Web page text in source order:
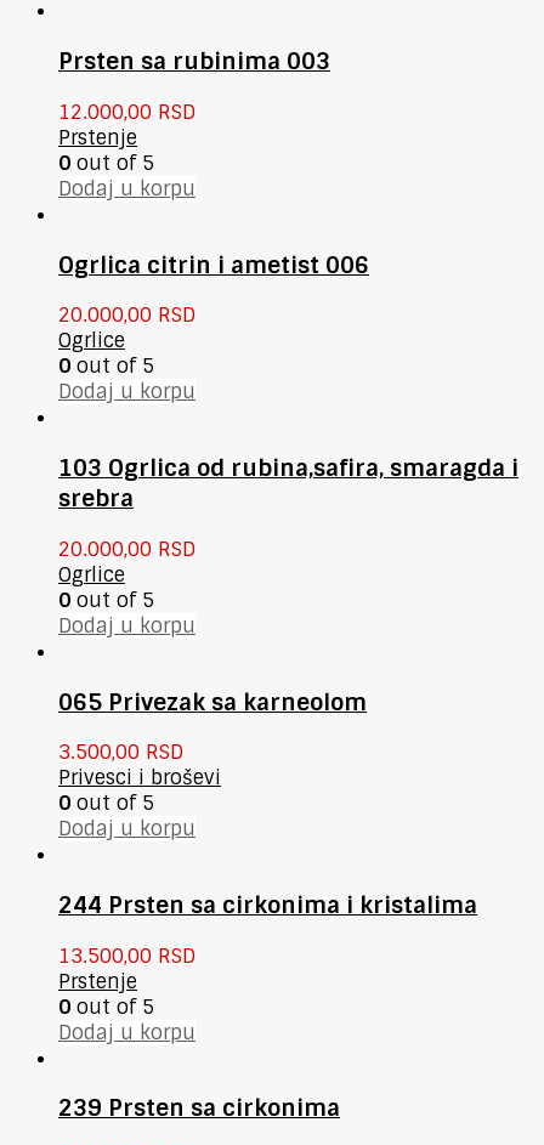
Prsten sa rubinima 003
12.000,00 RSD
Prstenje
0 out of 5
Dodaj u korpu
Ogrlica citrin i ametist 006
20.000,00 RSD
Ogrlice
0 out of 5
Dodaj u korpu
103 Ogrlica od rubina,safira, smaragda i
srebra
20.000,00 RSD
Ogrlice
0 out of 5
Dodaj u korpu
065 Privezak sa karneolom
3.500,00 RSD
Privesci i broševi
0 out of 5
Dodaj u korpu
244 Prsten sa cirkonima i kristalima
13.500,00 RSD
Prstenje
0 out of 5
Dodaj u korpu
239 Prsten sa cirkonima